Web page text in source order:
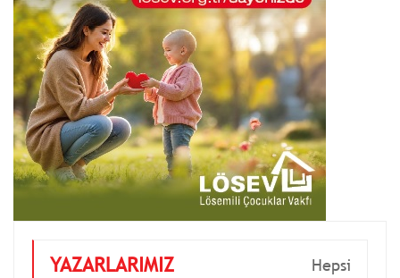
YAZARLARIMIZ Hepsi